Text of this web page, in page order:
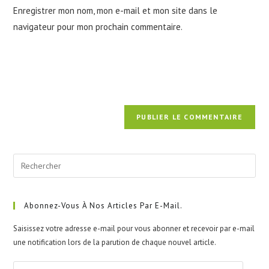
site
(facultatif)
Enregistrer mon nom, mon e-mail et mon site dans le
navigateur pour mon prochain commentaire.
Abonnez-Vous À Nos Articles Par E-Mail.
Saisissez votre adresse e-mail pour vous abonner et recevoir par e-mail
une notification lors de la parution de chaque nouvel article.